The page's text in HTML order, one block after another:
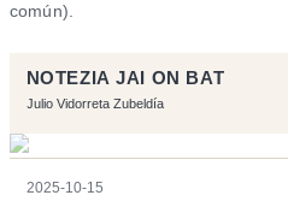
común).
NOTEZIA JAI ON BAT
Julio Vidorreta Zubeldía
2025-10-15